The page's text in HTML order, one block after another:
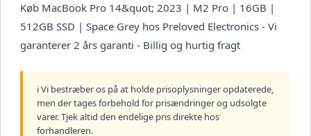
Køb MacBook Pro 14&quot; 2023 | M2 Pro | 16GB |
512GB SSD | Space Grey hos Preloved Electronics - Vi
garanterer 2 års garanti - Billig og hurtig fragt
ℹ️ Vi bestræber os på at holde prisoplysninger opdaterede,
men der tages forbehold for prisændringer og udsolgte
varer. Tjek altid den endelige pris direkte hos
forhandleren.